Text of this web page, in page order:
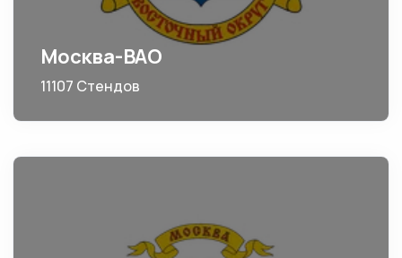
Москва-ВАО
11107 Стендов